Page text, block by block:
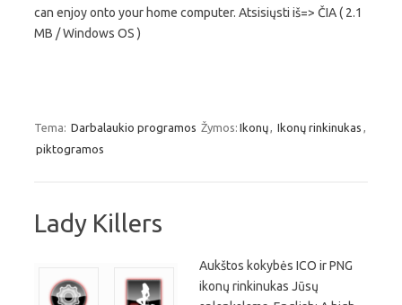
can enjoy onto your home computer. Atsisiųsti iš=> ČIA ( 2.1
MB / Windows OS )
Tema: Darbalaukio programos Žymos: Ikonų Ikonų rinkinukas
piktogramos
Lady Killers
Aukštos kokybės ICO ir PNG
ikonų rinkinukas Jūsų